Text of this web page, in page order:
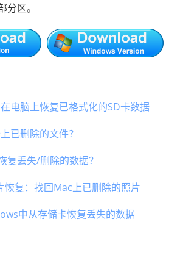
分区。
电脑上恢复已格式化的SD卡数据
已删除的文件？
复丢失/删除的数据？
复：找回Mac上已删除的照片
中从存储卡恢复丢失的数据